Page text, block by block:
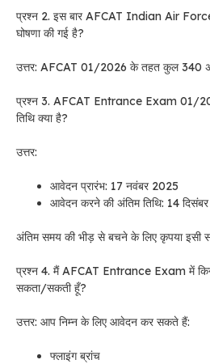
प्रश्न 2. इस बार AFCAT Indian Air Force
घोषणा की गई है?
उत्तर: AFCAT 01/2026 के तहत कुल 340
प्रश्न 3. AFCAT Entrance Exam 01/
तिथि क्या है?
उत्तर:
आवेदन प्रारंभ: 17 नवंबर 2025
आवेदन करने की अंतिम तिथि: 14
अंतिम समय की भीड़ से बचने के लिए कृपया इसी
प्रश्न 4. मैं AFCAT Entrance Exam में
सकता/सकती हूँ?
उत्तर: आप निम्न के लिए आवेदन कर सकते हैं:
फ्लाइंग ब्रांच